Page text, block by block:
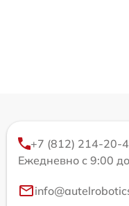
+7 (812) 214-20-
Ежедневно с 9:00